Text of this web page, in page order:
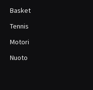
Basket
Tennis
Motori
Nuoto